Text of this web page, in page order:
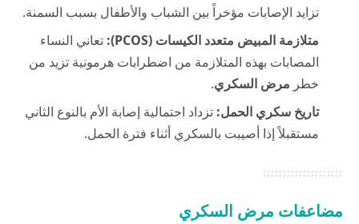
تزايد الإصابات مؤخراً بين الشباب والأطفال بسبب السمنة.
متلازمة المبيض متعدد الكيسات (PCOS):
تعاني النساء
المصابات بهذه المتلازمة من اضطرابات هرمونية تزيد من
خطر مرض السكري.
تاريخ سكري الحمل: تزداد احتمالية إصابة الأم بالنوع الثاني
مستقبلاً إذا أصيبت بالسكري أثناء فترة الحمل.
مضاعفات مرض السكري